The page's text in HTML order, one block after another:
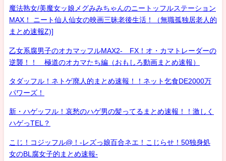
魔法熟女/美魔女ッ娘メグみみちゃんのニートッフルステーション
MAX！ ニート仙人仙女の映画三昧老後生活！（無職孤独居老人的
まとめ速報Z)]
乙女系腐男子のオカマッフルMAX2- FX！オ・カマトレーダーの
逆襲！！ 極道のオカマたち編（おもしろ動画まとめ速報）
タダッフル！ネトゲ廃人的まとめ速報！！ネット乞食DE2000万
パワーズ！
新・ハゲッフル！哀愁のハゲ男の髪ってるまとめ速報！！激しく
ハゲっTEL？
こじ！コジッフル@！-レズっ娘百合ネエ！こじらせ！50独身処
女のBL腐女子的まとめ速報-